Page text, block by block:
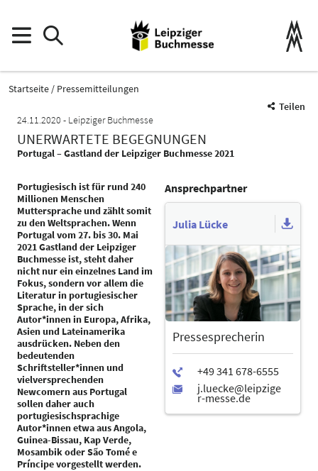
Startseite
Pressemitteilungen
Teilen
24.11.2020
Leipziger Buchmesse
UNERWARTETE BEGEGNUNGEN
Portugal – Gastland der Leipziger Buchmesse 2021
Portugiesisch ist für rund 240
Millionen Menschen
Muttersprache und zählt somit
zu den Weltsprachen. Wenn
Portugal vom 27. bis 30. Mai
2021 Gastland der Leipziger
Buchmesse ist, steht daher
nicht nur ein einzelnes Land im
Fokus, sondern vor allem die
Literatur in portugiesischer
Sprache, in der sich
Autor*innen in Europa, Afrika,
Asien und Lateinamerika
ausdrücken. Neben den
bedeutenden
Schriftsteller*innen und
vielversprechenden
Newcomern aus Portugal
sollen daher auch
portugiesischsprachige
Autor*innen etwa aus Angola,
Guinea-Bissau, Kap Verde,
Mosambik oder São Tomé e
Príncipe vorgestellt werden.
Ansprechpartner
Julia Lücke
Pressesprecherin